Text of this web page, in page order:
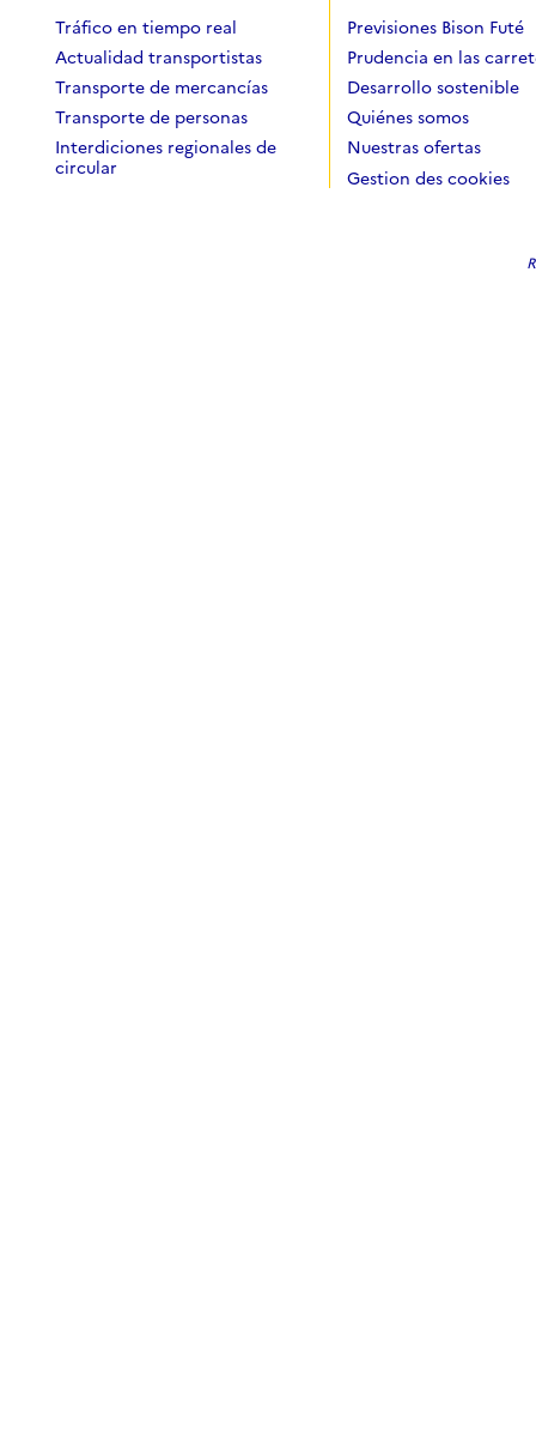
Tráfico en tiempo real
Actualidad transportistas
Transporte de mercancías
Transporte de personas
Interdiciones regionales de
circular
Previsiones Bison Futé
Prudencia en las
Desarrollo sostenible
Quiénes somos
Nuestras ofertas
Gestion des cookies